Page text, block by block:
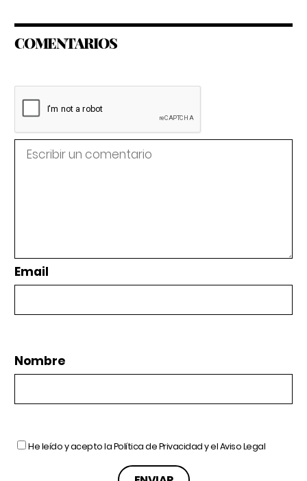
COMENTARIOS
Email
Nombre
He leído y acepto laPolítica de Privacidady elAviso Legal